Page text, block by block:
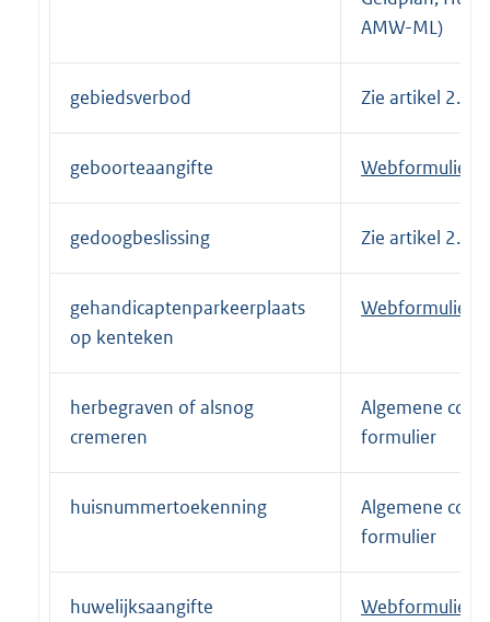
i
n
k
:
AMW-ML)
gebiedsverbod Zie artikel 2.3
geboorteaangifte
E
x
t
n
l
i
n
Webformulier
gedoogbeslissing Zie artikel 2.3
gehandicaptenparkeerplaats
op kenteken
E
t
e
r
l
i
n
k
Webformulier
herbegraven of alsnog
cremeren
Algemene
formulier
huisnummertoekenning
Algemene
formulier
huwelijksaangifte
E
Webformulier